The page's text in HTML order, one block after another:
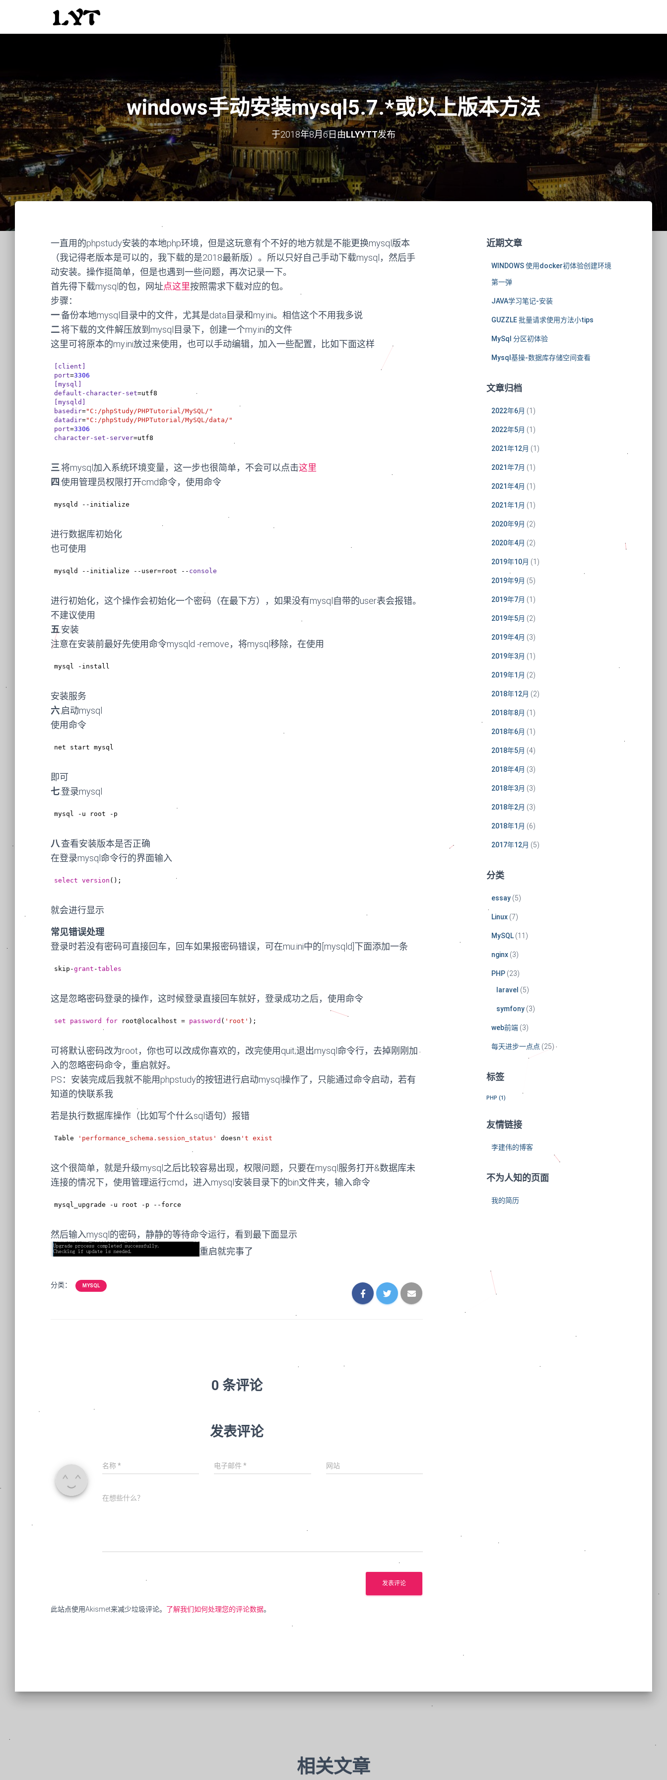
windows手动安装mysql5.7.*或以上版本方法
于2018年8月6日 由LLYYTT发布
一直用的phpstudy安装的本地php环境，但是这玩意有个不好的地方就是不能更换mysql版本
（我记得老版本是可以的，我下载的是2018最新版）。所以只好自己手动下载mysql，然后手
动安装。操作挺简单，但是也遇到一些问题，再次记录一下。
首先得下载mysql的包，网址点这里按照需求下载对应的包。
步骤：
一.备份本地mysql目录中的文件，尤其是data目录和my.ini。相信这个不用我多说
二.将下载的文件解压放到mysql目录下，创建一个my.ini的文件
这里可将原本的my.ini放过来使用，也可以手动编辑，加入一些配置，比如下面这样
[client]
port=3306
[mysql]
default-character-set
[mysqld]
basedir="C:/phpStudy/PHPTutorial/MySQL/"
datadir="C:/phpStudy/PHPTutorial/MySQL/data/"
port=3306
character-set-server=utf8
三.将mysql加入系统环境变量，这一步也很简单，不会可以点击这里
四 .使用管理员权限打开cmd命令，使用命令
mysqld --initialize
进行数据库初始化
也可使用
mysqld --initialize --user=root -- console
进行初始化，这个操作会初始化一个密码（在最下方），如果没有mysql自带的user表会报错。
不建议使用
五.安装
注意在安装前最好先使用命令mysqld -remove，将mysql移除，在使用
mysql -install
安装服务
六.启动mysql
使用命令
net start mysql
即可
七.登录mysql
mysql -u root -p
八.查看安装版本是否正确
在登录mysql命令行的界面输入
select version ();
就会进行显示
常见错误处理
登录时若没有密码可直接回车，回车如果报密码错误，可在mu.ini中的[mysqld]下面添加一条
skip-grant -tables
这是忽略密码登录的操作，这时候登录直接回车就好，登录成功之后，使用命令
set password for root@localhost = password ( 'root' );
可将默认密码改为root，你也可以改成你喜欢的，改完使用quit;退出mysql命令行，去掉刚刚加
入的忽略密码命令，重启就好。
PS：安装完成后我就不能用phpstudy的按钮进行启动mysql操作了，只能通过命令启动，若有
知道的快联系我
若是执行数据库操作（比如写个什么sql语句）报错
Table 'performance_schema.session_status' doesn 't exist
这个很简单，就是升级mysql之后比较容易出现，权限问题，只要在mysql服务打开&数据库未
连接的情况下，使用管理运行cmd，进入mysql安装目录下的bin文件夹，输入命令
mysql_upgrade -u root -p --force
然后输入mysql的密码，静静的等待命令运行，看到最下面显示
重启就完事了
分类： MYSQL
0 条评论
发表评论
名称 * 电子邮件* 网站
在想些什么？
此站点使用Akismet来减少垃圾评论。 了解我们如何处理您的评论数据。
近期文章
WINDOWS 使用docker初体验创建环境
第一弹
JAVA学习笔记-安装
GUZZLE 批量请求使用方法小tips
MySql 分区初体验
Mysql基操-数据库存储空间查看
文章归档
2022年6月 (1)
2022年5月 (1)
2021年12月 (1)
2021年7月 (1)
2021年4月 (1)
2021年1月 (1)
2020年9月 (2)
2020年4月 (2)
2019年10月 (1)
2019年9月 (5)
2019年7月 (1)
2019年5月 (2)
2019年4月 (3)
2019年3月 (1)
2019年1月 (2)
2018年12月 (2)
2018年8月 (1)
2018年6月 (1)
2018年5月 (4)
2018年4月 (3)
2018年3月 (3)
2018年2月 (3)
2018年1月 (6)
2017年12月 (5)
分类
essay(5)
Linux(7)
MySQL(11)
nginx(3)
PHP(23)
laravel (5)
symfony(3)
web前端(3)
每天进步一点点 (25)
标签
PHP (1)
友情链接
李建伟的博客
不为人知的页面
我的简历
相关文章